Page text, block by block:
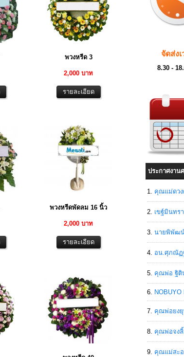
พวงหรีด 3
2,000 บาท
พวงหรีดพัดลม 16 นิ้ว
2,000 บาท
จัดส่งเ
8.30 -
ประกาศงาน
คุณแม่ดว
เขฐ์มินทร
นายพิพัฒน์
อน.ศุภณัฏ
คุณพ่อ ฐิติ
NOBUYO
คุณพ่อยง
คุณพ่อจง
คุณแม่สะ